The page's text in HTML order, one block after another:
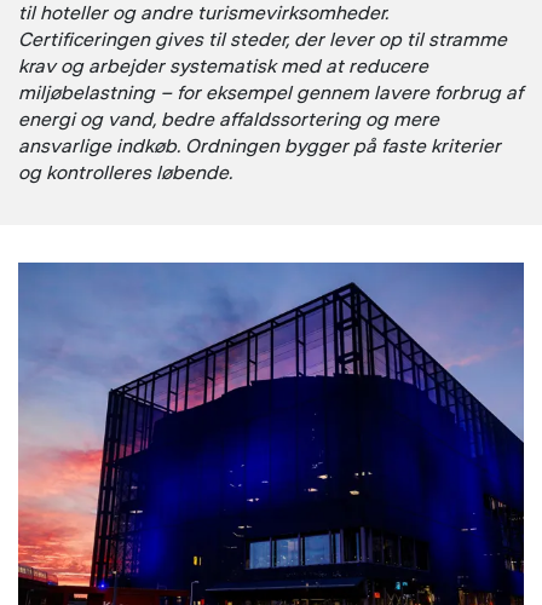
til hoteller og andre turismevirksomheder.
Certificeringen gives til steder, der lever op til stramme
krav og arbejder systematisk med at reducere
miljøbelastning – for eksempel gennem lavere forbrug af
energi og vand, bedre affaldssortering og mere
ansvarlige indkøb. Ordningen bygger på faste kriterier
og kontrolleres løbende.